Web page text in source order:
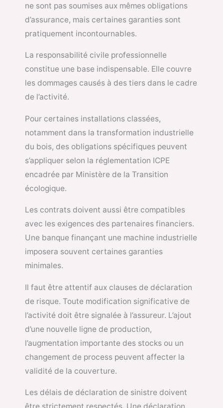
ne sont pas soumises aux mêmes obligations
d’assurance, mais certaines garanties sont
pratiquement incontournables.
La responsabilité civile professionnelle
constitue une base indispensable. Elle couvre
les dommages causés à des tiers dans le cadre
de l’activité.
Pour certaines installations classées,
notamment dans la transformation industrielle
du bois, des obligations spécifiques peuvent
s’appliquer selon la réglementation ICPE
encadrée par Ministère de la Transition
écologique.
Les contrats doivent aussi être compatibles
avec les exigences des partenaires financiers.
Une banque finançant une machine industrielle
imposera souvent certaines garanties
minimales.
Il faut être attentif aux clauses de déclaration
de risque. Toute modification significative de
l’activité doit être signalée à l’assureur. L’ajout
d’une nouvelle ligne de production,
l’augmentation importante des stocks ou un
changement de process peuvent affecter la
validité de la couverture.
Les délais de déclaration de sinistre doivent